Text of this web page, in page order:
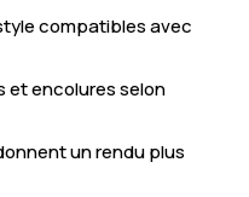
compatibles avec
et encolures selon
un rendu plus